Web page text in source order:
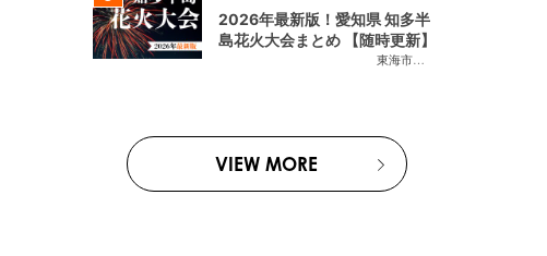
東海市
,大府市
2026年最新版！愛知県 知多半
島花火大会まとめ 【随時更新】
VIEW MORE